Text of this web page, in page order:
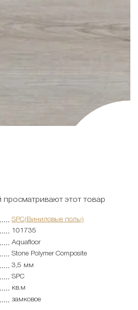
просматривают этот товар
SPC(Виниловые полы)
101735
Aquafloor
Stone Polymer Composite
3,5 мм
SPC
кв.м
замковое